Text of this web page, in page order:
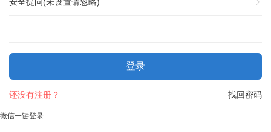
登录
找回密码
还没有注册？
微信一键登录